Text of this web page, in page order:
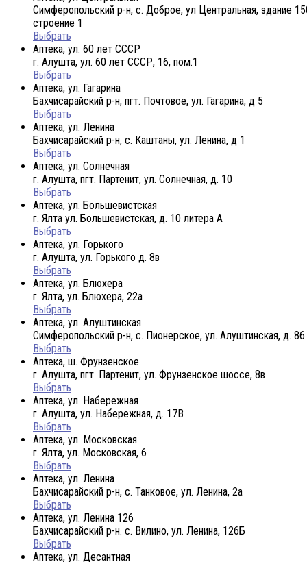
Симферопольский р-н, с. Доброе, ул Центральная, здание
строение 1
Выбрать
Аптека, ул. 60 лет СССР
г. Алушта, ул. 60 лет СССР, 16, пом.1
Выбрать
Аптека, ул. Гагарина
Бахчисарайский р-н, пгт. Почтовое, ул. Гагарина, д 5
Выбрать
Аптека, ул. Ленина
Бахчисарайский р-н, с. Каштаны, ул. Ленина, д 1
Выбрать
Аптека, ул. Солнечная
г. Алушта, пгт. Партенит, ул. Солнечная, д. 10
Выбрать
Аптека, ул. Большевистская
г. Ялта ул. Большевистская, д. 10 литера А
Выбрать
Аптека, ул. Горького
г. Алушта, ул. Горького д. 8в
Выбрать
Аптека, ул. Блюхера
г. Ялта, ул. Блюхера, 22а
Выбрать
Аптека, ул. Алуштинская
Симферопольский р-н, с. Пионерское, ул. Алуштинская, д. 86
Выбрать
Аптека, ш. Фрунзенское
г. Алушта, пгт. Партенит, ул. Фрунзенское шоссе, 8в
Выбрать
Аптека, ул. Набережная
г. Алушта, ул. Набережная, д. 17В
Выбрать
Аптека, ул. Московская
г. Ялта, ул. Московская, 6
Выбрать
Аптека, ул. Ленина
Бахчисарайский р-н, с. Танковое, ул. Ленина, 2а
Выбрать
Аптека, ул. Ленина 126
Бахчисарайский р-н. с. Вилино, ул. Ленина, 126Б
Выбрать
Аптека, ул. Десантная